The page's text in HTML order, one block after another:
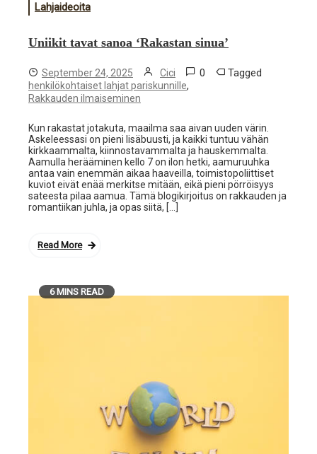
Lahjaideoita
Uniikit tavat sanoa ‘Rakastan sinua’
September 24, 2025 Cici 0 Tagged
henkilökohtaiset lahjat pariskunnille,
Rakkauden ilmaiseminen
Kun rakastat jotakuta, maailma saa aivan uuden värin.
Askeleessasi on pieni lisäbuusti, ja kaikki tuntuu vähän
kirkkaammalta, kiinnostavammalta ja hauskemmalta.
Aamulla herääminen kello 7 on ilon hetki, aamuruuhka
antaa vain enemmän aikaa haaveilla, toimistopoliittiset
kuviot eivät enää merkitse mitään, eikä pieni pörröisyys
sateesta pilaa aamua. Tämä blogikirjoitus on rakkauden ja
romantiikan juhla, ja opas siitä, […]
Read More
6 MINS READ